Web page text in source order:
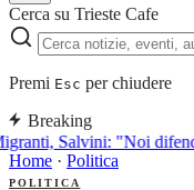
Cerca su Trieste Cafe
Premi Esc per chiudere
Breaking
Salvini: "Noi
Home · Politica
POLITICA